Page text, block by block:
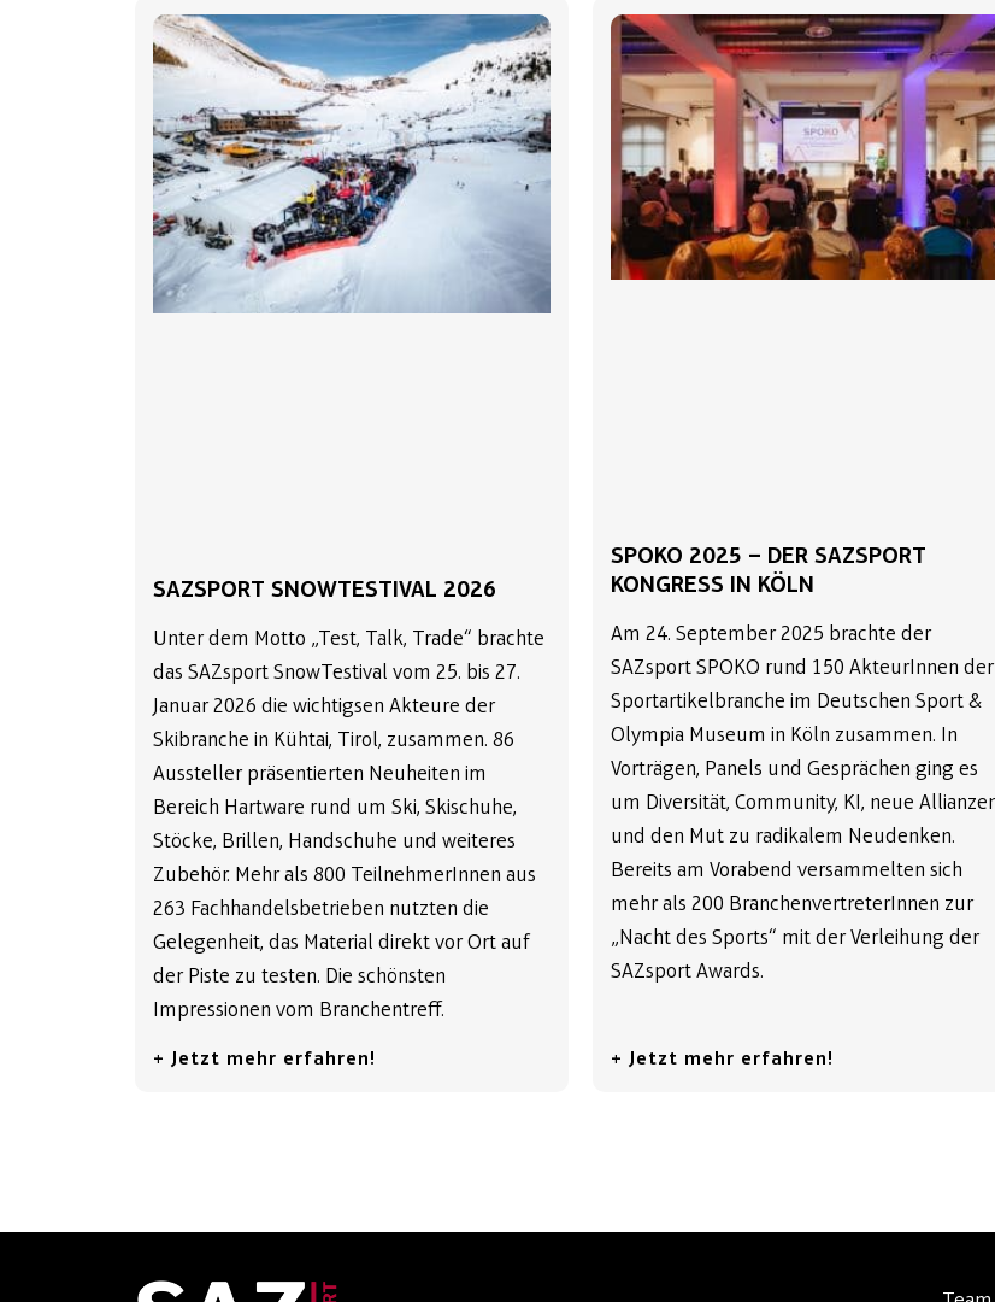
SAZSPORT SNOWTESTIVAL 2026
Unter dem Motto „Test, Talk, Trade“ brachte
das SAZsport SnowTestival vom 25. bis 27.
Januar 2026 die wichtigsen Akteure der
Skibranche in Kühtai, Tirol, zusammen. 86
Aussteller präsentierten Neuheiten im
Bereich Hartware rund um Ski, Skischuhe,
Stöcke, Brillen, Handschuhe und weiteres
Zubehör. Mehr als 800 TeilnehmerInnen aus
263 Fachhandelsbetrieben nutzten die
Gelegenheit, das Material direkt vor Ort auf
der Piste zu testen. Die schönsten
Impressionen vom Branchentreff.
+ Jetzt mehr erfahren!
SPOKO 2025 – DER SAZSPORT
KONGRESS IN KÖLN
Am 24. September 2025 brachte der
SAZsport SPOKO rund 150 AkteurInnen der
Sportartikelbranche im Deutschen Sport &
Olympia Museum in Köln zusammen. In
Vorträgen, Panels und Gesprächen ging es
um Diversität, Community, KI, neue
und den Mut zu radikalem Neudenken.
Bereits am Vorabend versammelten sich
mehr als 200 BranchenvertreterInnen zur
„Nacht des Sports“ mit der Verleihung der
SAZsport Awards.
+ Jetzt mehr erfahren!